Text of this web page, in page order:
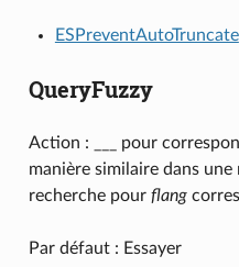
ESPreventAutoTruncate
QueryFuzzy
Action : ___ pour
manière similaire dans
recherche pour flang
Par défaut : Essayer